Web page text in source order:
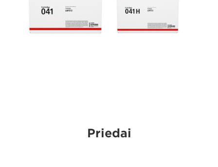
Priedai